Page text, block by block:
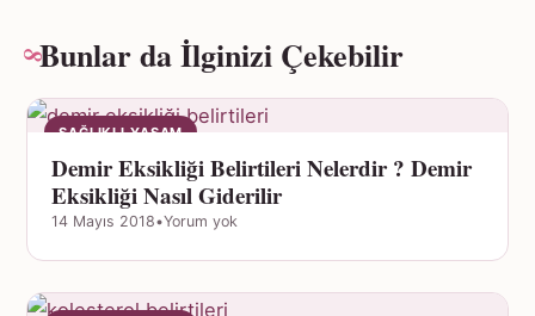
Bunlar da İlginizi Çekebilir
SAĞLIKLI YAŞAM
Demir Eksikliği Belirtileri Nelerdir ? Demir
Eksikliği Nasıl Giderilir
14 Mayıs 2018•Yorum yok